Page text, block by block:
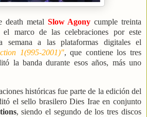
death metal Slow Agony cumple treinta
marco de las celebraciones por este
semana a las plataformas digitales el
1(995-2001)", que contiene los tres
la banda durante esos años, más uno
históricas fue parte de la edición del
el sello brasilero Dies Irae en conjunto
, siendo el segundo de los tres discos